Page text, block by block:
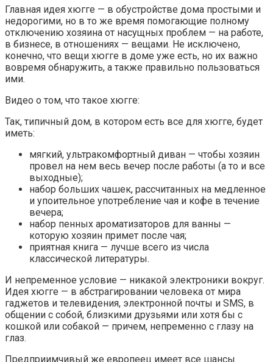
Главная идея хюгге — в обустройстве дома простыми и
недорогими, но в то же время помогающие полному
отключению хозяина от насущных проблем — на работе,
в бизнесе, в отношениях — вещами. Не исключено,
конечно, что вещи хюгге в доме уже есть, но их важно
вовремя обнаружить, а также правильно пользоваться
ими.
Видео о том, что такое хюгге:
Так, типичный дом, в котором есть все для хюгге, будет
иметь:
мягкий, ультракомфортный диван — чтобы хозяин
провел на нем весь вечер после работы (а то и все
выходные);
набор больших чашек, рассчитанных на медленное
и упоительное употребление чая и кофе в течение
вечера;
набор пенных ароматизаторов для ванны —
которую хозяин примет после чая;
приятная книга — лучше всего из числа
классической литературы.
И непременное условие — никакой электроники вокруг.
Идея хюгге — в абстрагировании человека от мира
гаджетов и телевидения, электронной почты и SMS, в
общении с собой, близкими друзьями или хотя бы с
кошкой или собакой — причем, непременно с глазу на
глаз.
Предприимчивый же европеец имеет все шансы